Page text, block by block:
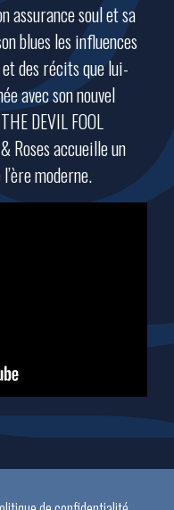
assurance soul et sa
blues les influences
des récits que lui-
avec son nouvel
DEVIL FOOL
Roses accueille un
moderne.